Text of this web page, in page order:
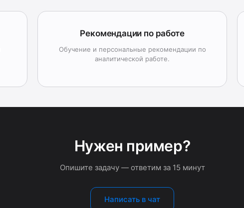
Рекомендации по работе
Обучение и персональные рекомендации по
аналитической работе.
Нужен пример?
Опишите задачу — ответим за 15 минут
Написать в чат